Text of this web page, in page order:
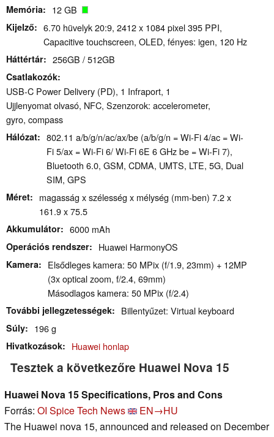
Memória 12 GB
Kijelző
6.70 hüvelyk 20:9, 2412 x 1084 pixel 395 PPI,
Capacitive touchscreen, OLED, fényes: igen, 120 Hz
Háttértár 256GB / 512GB
Csatlakozók
USB-C Power Delivery (PD), 1 Infraport, 1
Ujjlenyomat olvasó, NFC, Szenzorok: accelerometer,
gyro, compass
Hálózat
802.11 a/​b/​g/​n/​ac/​ax/​be (a/b/g/n = Wi-Fi 4/ac = Wi-
Fi 5/ax = Wi-Fi 6/ Wi-Fi 6E 6 GHz be = Wi-Fi 7),
Bluetooth 6.0, GSM, CDMA, UMTS, LTE, 5G, Dual
SIM, GPS
Méret
magasság x szélesség x mélység (mm-ben) 7.2 x
161.9 x 75.5
Akkumulátor 6000 mAh
Operációs rendszer Huawei HarmonyOS
Kamera
Elsődleges kamera: 50 MPix (f/1.9, 23mm) + 12MP
(3x optical zoom, f/2.4, 69mm)
Másodlagos kamera: 50 MPix (f/2.4)
További jellegzetességek Billentyűzet: Virtual keyboard
Súly 196 g
Hivatkozások Huawei honlap
Tesztek a következőre Huawei Nova 15
Huawei Nova 15 Specifications, Pros and Cons
Forrás: OI Spice Tech News
EN→HU
The Huawei nova 15, announced and released on December